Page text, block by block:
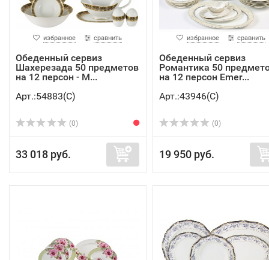
избранное сравнить
Обеденный сервиз
Шахерезада 50 предметов
на 12 персон - M...
Арт.:54883(C)
(0)
33 018 руб.
избранное сравнить
Обеденный сервиз
Романтика 50
на 12 персон Emer...
Арт.:43946(C)
(0)
19 950 руб.